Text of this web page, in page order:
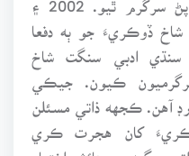
شاخ ڏوڪريءَ جو ٻه دفعا
ادبي سنگت شاخ
ڪيون. جيڪي
آهن. ڪجهه ذاتي مسئلن
کان هجرت ڪري
جڳهه ۾ رهائش اختيار